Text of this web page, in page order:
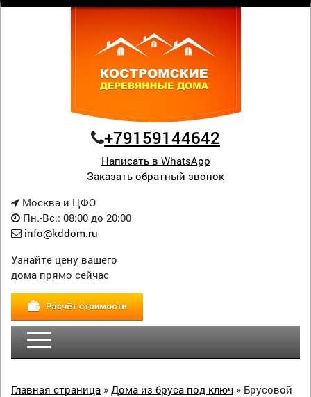
+79159144642
Написать в WhatsApp
Заказать обратный звонок
Москва и ЦФО
Пн.-Вс.: 08:00 до 20:00
info@kddom.ru
Узнайте цену вашего
дома прямо сейчас
Главная страница » Дома из бруса под ключ » Брусовой